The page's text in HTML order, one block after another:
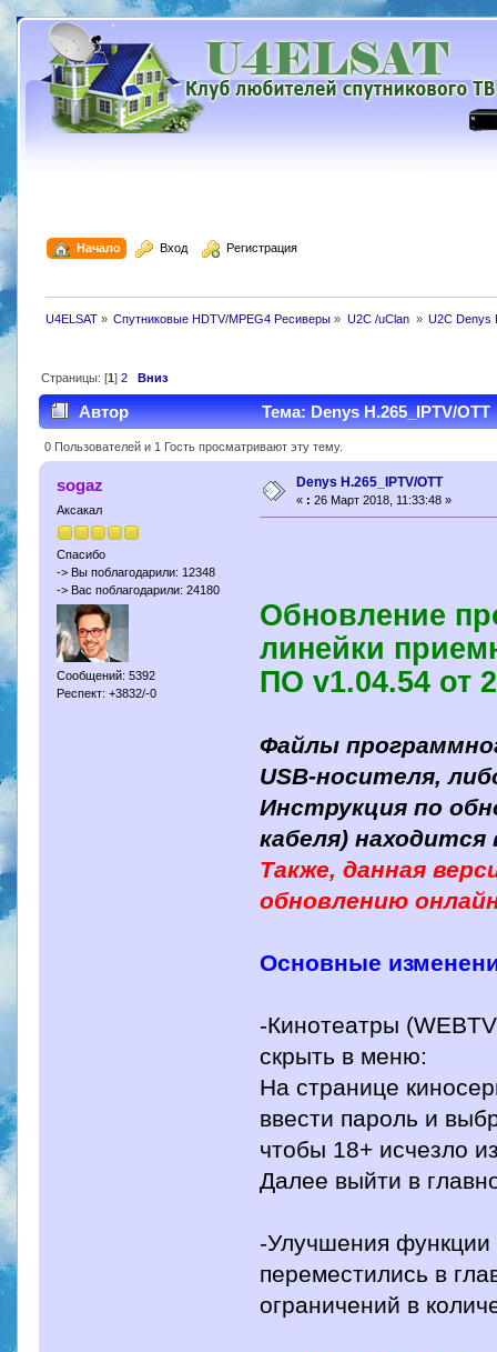
Начало Вход Регистрация
U4ELSAT» Спутниковые HDTV/MPEG4 Ресиверы » U2C /uClan » U2C Denys
Страницы: [1] 2 Вниз
Автор Тема: Denys H.265_IPTV/
0 Пользователей и 1 Гость просматривают эту тему.
sogaz
Аксакал
Спасибо
-> Вы поблагодарили: 12348
-> Вас поблагодарили: 24180
Сообщений: 5392
Респект: +3832/-0
Denys H.265_IPTV/OTT
« : 26 Март 2018, 11:33:48 »
Обновление
линейки
ПО v1.04.54 от
Файлы
USB-носителя,
Инструкция по
кабеля) находится
Также, данная
обновлению
Основные
-Кинотеатры
скрыть в меню:
На странице
ввести пароль и
чтобы 18+ исчезло
Далее выйти в
-Улучшения
переместились в
ограничений в